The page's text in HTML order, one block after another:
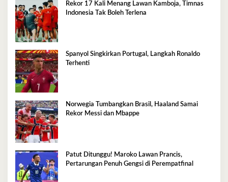
Rekor 17 Kali Menang Lawan Kamboja, Timnas
Indonesia Tak Boleh Terlena
Spanyol Singkirkan Portugal, Langkah Ronaldo
Terhenti
Norwegia Tumbangkan Brasil, Haaland Samai
Rekor Messi dan Mbappe
Patut Ditunggu! Maroko Lawan Prancis,
Pertarungan Penuh Gengsi di Perempatfinal